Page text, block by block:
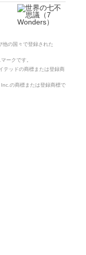
の国々で登録された
ークです。
テッドの商標または登録商
の商標または登録商標で